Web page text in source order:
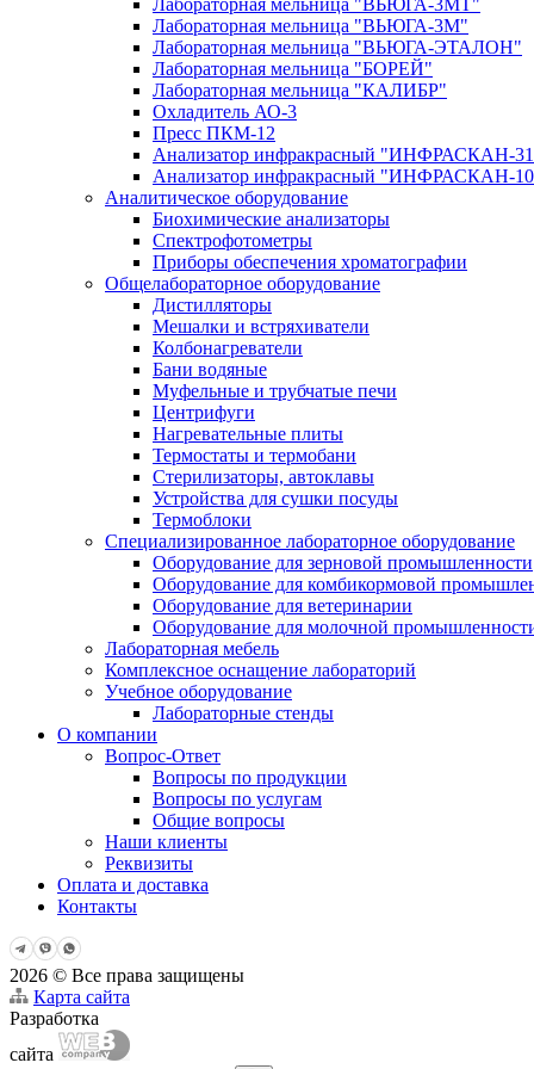
Лабораторная мельница "ВЬЮГА-3МТ"
Лабораторная мельница "ВЬЮГА-3М"
Лабораторная мельница "ВЬЮГА-ЭТАЛОН"
Лабораторная мельница "БОРЕЙ"
Лабораторная мельница "КАЛИБР"
Охладитель АО-3
Пресс ПКМ-12
Анализатор инфракрасный "ИНФРАСКАН-
Анализатор инфракрасный "ИНФРАСКАН-
Аналитическое оборудование
Биохимические анализаторы
Спектрофотометры
Приборы обеспечения хроматографии
Общелабораторное оборудование
Дистилляторы
Мешалки и встряхиватели
Колбонагреватели
Бани водяные
Муфельные и трубчатые печи
Центрифуги
Нагревательные плиты
Термостаты и термобани
Стерилизаторы, автоклавы
Устройства для сушки посуды
Термоблоки
Специализированное лабораторное оборудование
Оборудование для зерновой промышленности
Оборудование для комбикормовой
Оборудование для ветеринарии
Оборудование для молочной
Лабораторная мебель
Комплексное оснащение лабораторий
Учебное оборудование
Лабораторные стенды
О компании
Вопрос-Ответ
Вопросы по продукции
Вопросы по услугам
Общие вопросы
Наши клиенты
Реквизиты
Оплата и доставка
Контакты
2026 © Все права защищены
Карта сайта
Разработка
сайта